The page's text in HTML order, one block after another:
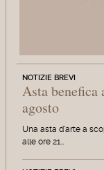
NOTIZIE BREVI
Asta benefica
agosto
Una asta d'arte a
alle ore 21…